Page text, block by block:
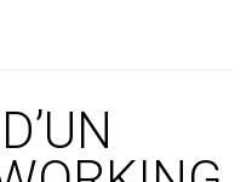
D’UN